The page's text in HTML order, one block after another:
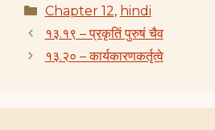
Categories
Chapter 12, hindi
१३.१९ – प्रकृतिं पुरुषं चैव
१३.२० – कार्यकारणकर्तृत्वे